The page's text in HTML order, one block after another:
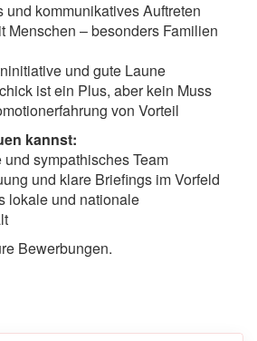
und kommunikatives Auftreten
Menschen – besonders Familien
und gute Laune
ist ein Plus, aber kein Muss
von Vorteil
kannst:
sympathisches Team
und klare Briefings im Vorfeld
lokale und nationale
Bewerbungen.